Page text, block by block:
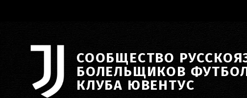
СООБЩЕСТВО
БОЛЕЛЬЩИКОВ
КЛУБА ЮВЕНТУС